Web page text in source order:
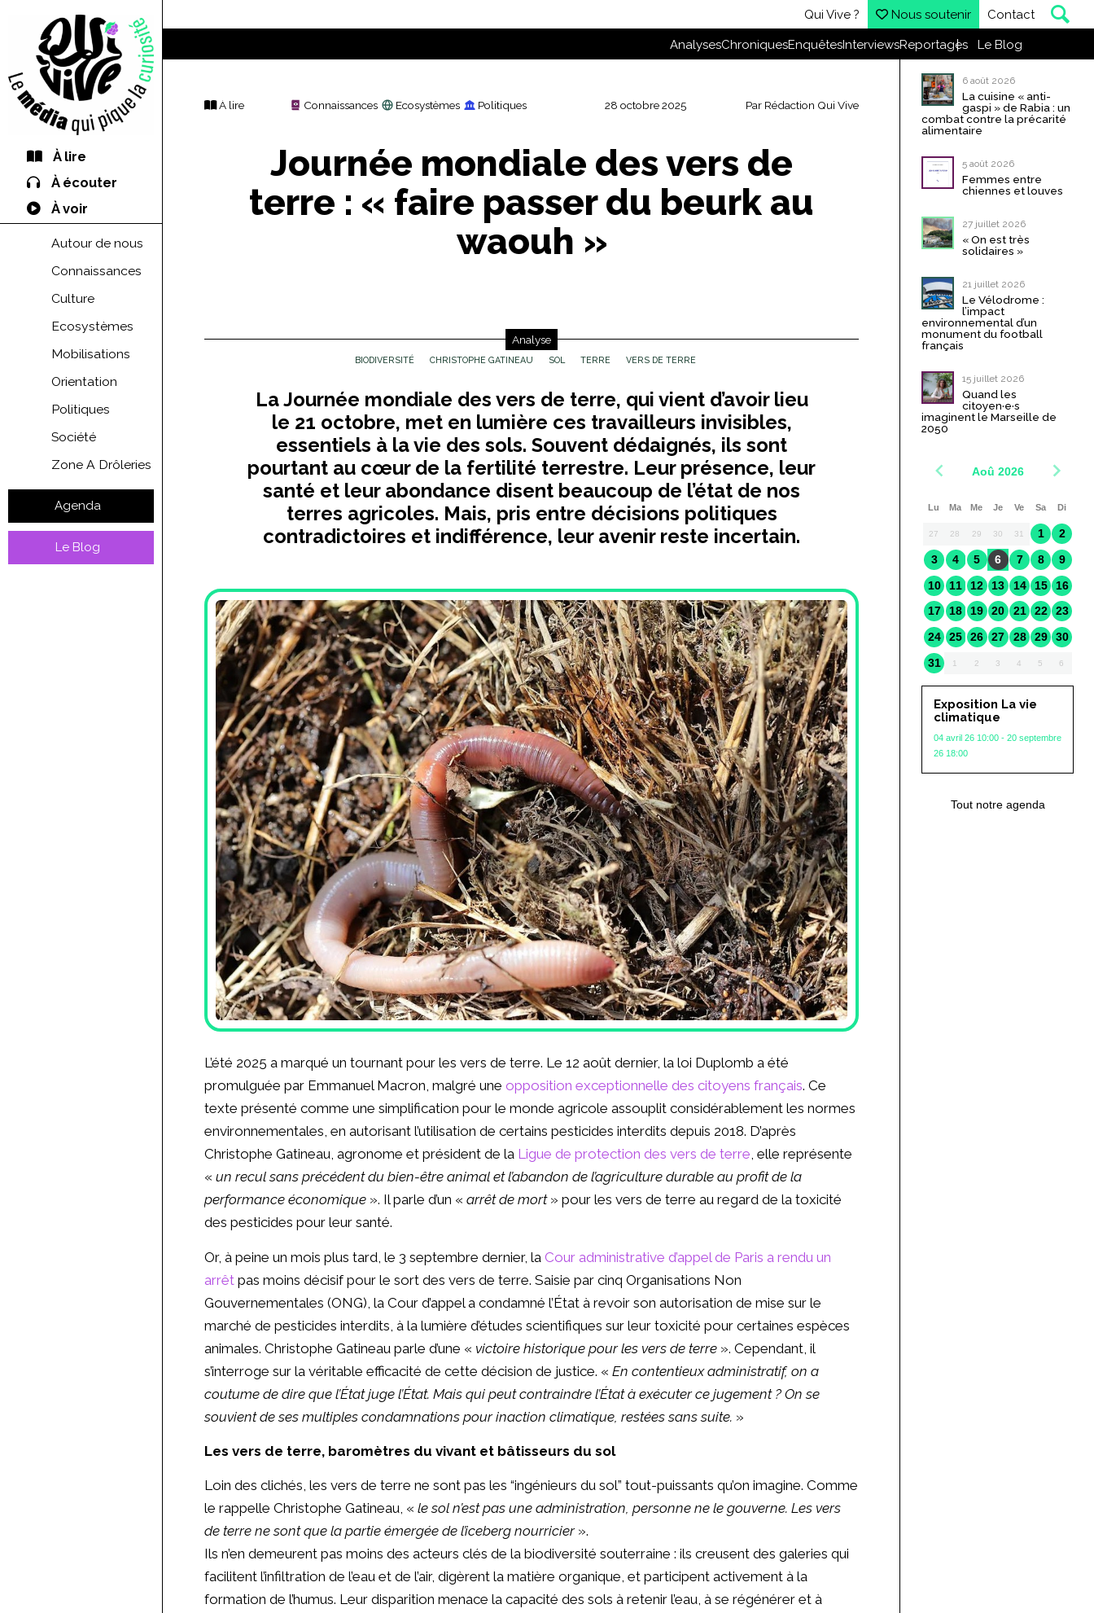
Qui Vive ? Nous soutenir Contact
AnalysesChroniquesEnquêtesInterviewsReportages Le Blog
À lire
À écouter
À voir
Autour de nous
Connaissances
Culture
Ecosystèmes
Mobilisations
Orientation
Politiques
Société
Zone A Drôleries
Agenda
Le Blog
À lire Connaissances Ecosystèmes Politiques 28 octobre 2025 Par Rédaction Qui Vive
Journée mondiale des vers de
terre : « faire passer du beurk au
waouh »
Analyse
BIODIVERSITÉ CHRISTOPHE GATINEAU SOL TERRE VERS DE TERRE
La Journée mondiale des vers de terre, qui vient d’avoir lieu
le 21 octobre, met en lumière ces travailleurs invisibles,
essentiels à la vie des sols. Souvent dédaignés, ils sont
pourtant au cœur de la fertilité terrestre. Leur présence, leur
santé et leur abondance disent beaucoup de l’état de nos
terres agricoles. Mais, pris entre décisions politiques
contradictoires et indifférence, leur avenir reste incertain.
L’été 2025 a marqué un tournant pour les vers de terre. Le 12 août dernier, la loi Duplomb a été
promulguée par Emmanuel Macron, malgré une opposition exceptionnelle des citoyens français. Ce
texte présenté comme une simplification pour le monde agricole assouplit considérablement les normes
environnementales, en autorisant l’utilisation de certains pesticides interdits depuis 2018. D’après
Christophe Gatineau, agronome et président de la Ligue de protection des vers de terre, elle représente
« un recul sans précédent du bien-être animal et l’abandon de l’agriculture durable au profit de la
performance économique ». Il parle d’un « arrêt de mort» pour les vers de terre au regard de la toxicité
des pesticides pour leur santé.
Or, à peine un mois plus tard, le 3 septembre dernier, la Cour administrative d’appel de Paris a rendu un
arrêt pas moins décisif pour le sort des vers de terre. Saisie par cinq Organisations Non
Gouvernementales (ONG), la Cour d’appel a condamné l’État à revoir son autorisation de mise sur le
marché de pesticides interdits, à la lumière d’études scientifiques sur leur toxicité pour certaines espèces
animales. Christophe Gatineau parle d’une « victoire historique pour les vers de terre ». Cependant, il
s’interroge sur la véritable efficacité de cette décision de justice. « En contentieux administratif, on a
coutume de dire que l’État juge l’État. Mais qui peut contraindre l’État à exécuter ce jugement ? On se
souvient de ses multiples condamnations pour inaction climatique, restées sans suite. »
Les vers de terre, baromètres du vivant et bâtisseurs du sol
Loin des clichés, les vers de terre ne sont pas les “ingénieurs du sol” tout-puissants qu’on imagine. Comme
le rappelle Christophe Gatineau, « le sol n’est pas une administration, personne ne le gouverne. Les vers
de terre ne sont que la partie émergée de l’iceberg nourricier».
Ils n’en demeurent pas moins des acteurs clés de la biodiversité souterraine : ils creusent des galeries qui
facilitent l’infiltration de l’eau et de l’air, digèrent la matière organique, et participent activement à la
formation de l’humus. Leur disparition menace la capacité des sols à retenir l’eau, à se régénérer et à
6 août 2026
La cuisine « anti-
gaspi » de Rabia : un
combat contre la précarité
alimentaire
5 août 2026
Femmes entre
chiennes et louves
27 juillet 2026
« On est très
solidaires »
21 juillet 2026
Le Vélodrome :
l’impact
environnemental d’un
monument du football
français
15 juillet 2026
Quand les
citoyen·e·s
imaginent le Marseille de
2050
Aoû 2026
Lu Ma Me Je Ve Sa Di
27 28 29 30 31 1 2
3 4 5 6 7 8 9
10 11 12 13 14 15 16
17 18 19 20 21 22 23
24 25 26 27 28 29 30
31 1 2 3 4 5 6
Exposition La vie
climatique
04 avril 26 10:00 - 20 septembre
26 18:00
Tout notre agenda